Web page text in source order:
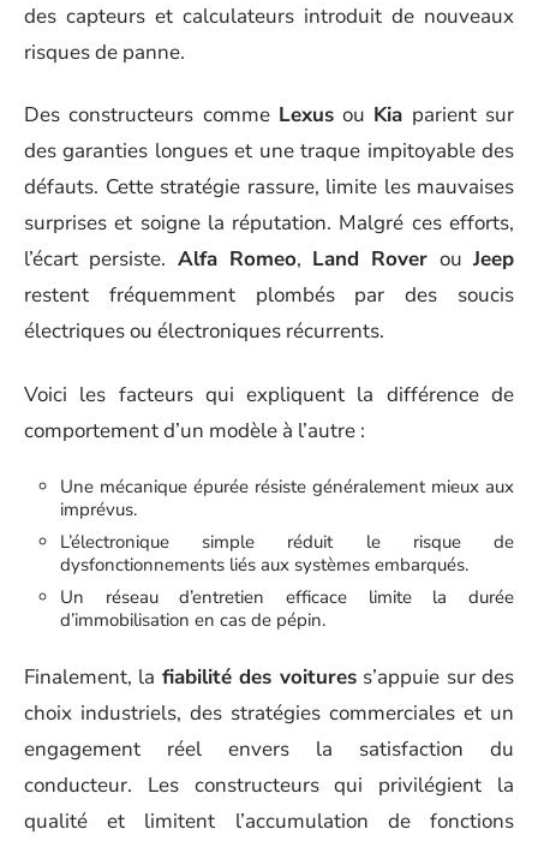
des capteurs et calculateurs introduit de nouveaux
risques de panne.
Des constructeurs comme Lexusou Kia parient sur
des garanties longues et une traque impitoyable des
défauts. Cette stratégie rassure, limite les mauvaises
surprises et soigne la réputation. Malgré ces efforts,
l’écart persiste. Alfa Romeo, Land Rover ouJeep
restent fréquemment plombés par des soucis
électriques ou électroniques récurrents.
Voici les facteurs qui expliquent la différence de
comportement d’un modèle à l’autre :
Une mécanique épurée résiste généralement mieux aux
imprévus.
L’électronique simple réduit le risque de
dysfonctionnements liés aux systèmes embarqués.
Un réseau d’entretien efficace limite la durée
d’immobilisation en cas de pépin.
Finalement, la fiabilité des voituress’appuie sur des
choix industriels, des stratégies commerciales et un
engagement réel envers la satisfaction du
conducteur. Les constructeurs qui privilégient la
qualité et limitent l’accumulation de fonctions